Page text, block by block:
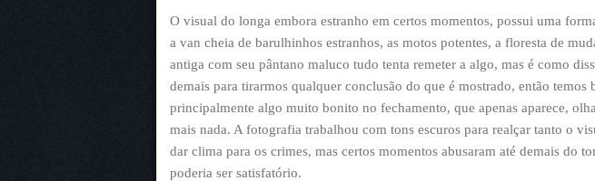
O visual do longa embora estranho em certos momentos, possui uma
a van cheia de barulhinhos estranhos, as motos potentes, a floresta de
antiga com seu pântano maluco tudo tenta remeter a algo, mas é como
demais para tirarmos qualquer conclusão do que é mostrado, então temos
principalmente algo muito bonito no fechamento, que apenas aparece,
mais nada. A fotografia trabalhou com tons escuros para realçar tanto o
dar clima para os crimes, mas certos momentos abusaram até demais do
poderia ser satisfatório.